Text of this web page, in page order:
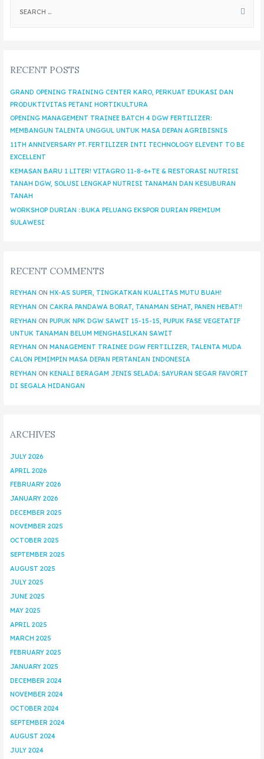
RECENT POSTS
GRAND OPENING TRAINING CENTER KARO, PERKUAT EDUKASI DAN
PRODUKTIVITAS PETANI HORTIKULTURA
OPENING MANAGEMENT TRAINEE BATCH 4 DGW FERTILIZER:
MEMBANGUN TALENTA UNGGUL UNTUK MASA DEPAN AGRIBISNIS
11TH ANNIVERSARY PT. FERTILIZER INTI TECHNOLOGY ELEVENT TO BE
EXCELLENT
KEMASAN BARU 1 LITER! VITAGRO 11-8-6+TE & RESTORASI NUTRISI
TANAH DGW, SOLUSI LENGKAP NUTRISI TANAMAN DAN KESUBURAN
TANAH
WORKSHOP DURIAN : BUKA PELUANG EKSPOR DURIAN PREMIUM
SULAWESI
RECENT COMMENTS
REYHAN ON HX-AS SUPER, TINGKATKAN KUALITAS MUTU BUAH!
REYHAN ON CAKRA PANDAWA BORAT, TANAMAN SEHAT, PANEN HEBAT!!
REYHAN ON PUPUK NPK DGW SAWIT 15-15-15, PUPUK FASE VEGETATIF
UNTUK TANAMAN BELUM MENGHASILKAN SAWIT
REYHAN ON MANAGEMENT TRAINEE DGW FERTILIZER, TALENTA MUDA
CALON PEMIMPIN MASA DEPAN PERTANIAN INDONESIA
REYHAN ON KENALI BERAGAM JENIS SELADA: SAYURAN SEGAR FAVORIT
DI SEGALA HIDANGAN
ARCHIVES
JULY 2026
APRIL 2026
FEBRUARY 2026
JANUARY 2026
DECEMBER 2025
NOVEMBER 2025
OCTOBER 2025
SEPTEMBER 2025
AUGUST 2025
JULY 2025
JUNE 2025
MAY 2025
APRIL 2025
MARCH 2025
FEBRUARY 2025
JANUARY 2025
DECEMBER 2024
NOVEMBER 2024
OCTOBER 2024
SEPTEMBER 2024
AUGUST 2024
JULY 2024